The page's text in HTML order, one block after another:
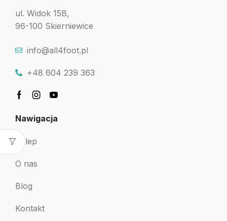
ul. Widok 15B,
96-100 Skierniewice
info@all4foot.pl
+48 604 239 363
Nawigacja
Sklep
O nas
Blog
Kontakt